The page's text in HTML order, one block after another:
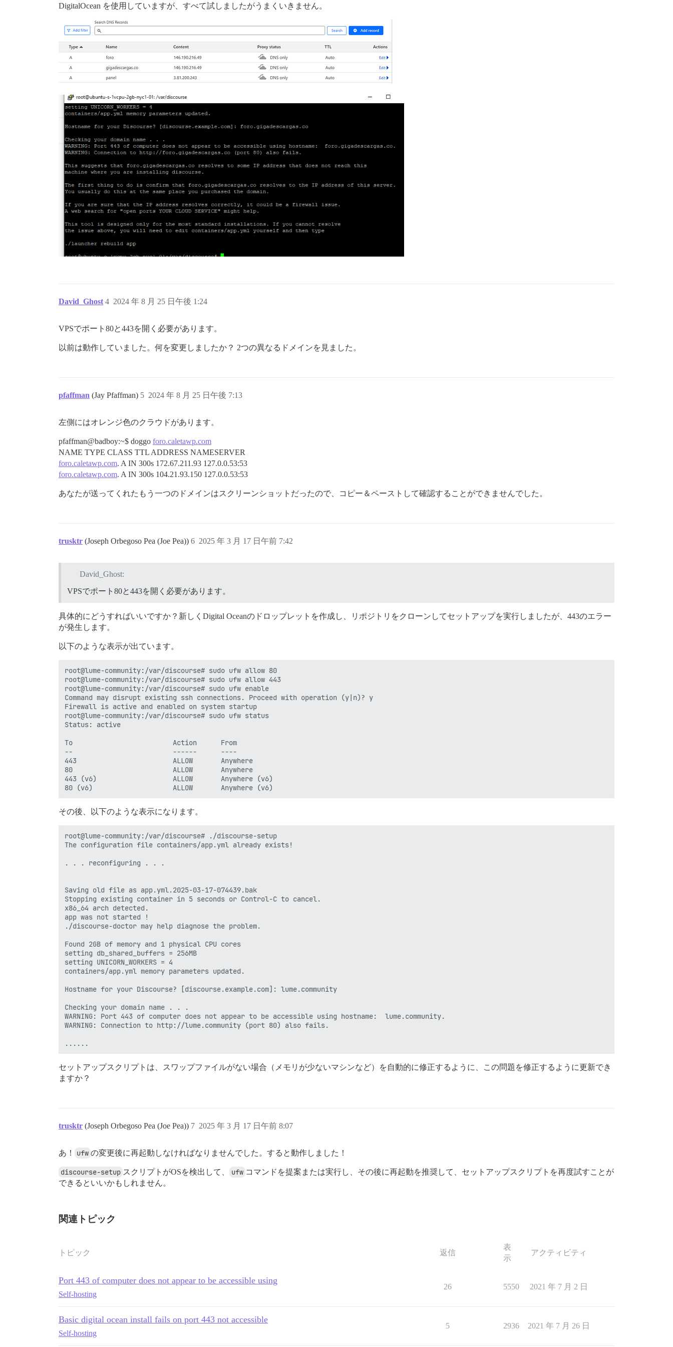
DigitalOcean を使用していますが、すべて試しましたがうまくいきません。
David_Ghost 2024 年 8 月 25 日午後 1:24
4
VPSでポート80と443を開く必要があります。
以前は動作していました。何を変更しましたか？ 2つの異なるドメインを見ました。
pfaffman (Jay Pfaffman) 2024 年 8 月 25 日午後 7:13
5
左側にはオレンジ色のクラウドがあります。
pfaffman@badboy:~$ doggo foro.caletawp.com
NAME TYPE CLASS TTL ADDRESS NAMESERVER
foro.caletawp.com. A IN 300s 172.67.211.93 127.0.0.53:53
foro.caletawp.com. A IN 300s 104.21.93.150 127.0.0.53:53
あなたが送ってくれたもう一つのドメインはスクリーンショットだったので、コピー＆ペーストして確認することができませんでした。
trusktr (Joseph Orbegoso Pea (Joe Pea)) 2025 年 3 月 17 日午前 7:42
6
David_Ghost:
VPSでポート80と443を開く必要があります。
具体的にどうすればいいですか？新しくDigital Oceanのドロップレットを作成し、リポジトリをクローンしてセットアップを実行しましたが、443のエラー
が発生します。
以下のような表示が出ています。
root@lume-community:/var/discourse# sudo ufw allow 80
root@lume-community:/var/discourse# sudo ufw allow 443
root@lume-community:/var/discourse# sudo ufw enable
Command may disrupt existing ssh connections. Proceed with operation (y|n)? y
Firewall is active and enabled on system startup
root@lume-community:/var/discourse# sudo ufw status
Status: active
To                         Action      From
--                         ------      ----
443                        ALLOW       Anywhere
80                         ALLOW       Anywhere
443 (v6)                   ALLOW       Anywhere (v6)
その後、以下のような表示になります。
root@lume-community:/var/discourse# ./discourse-setup
The configuration file containers/app.yml already exists!
. . . reconfiguring . . .
Saving old file as app.yml.2025-03-17-074439.bak
Stopping existing container in 5 seconds or Control-C to cancel.
x86_64 arch detected.
app was not started !
./discourse-doctor may help diagnose the problem.
Found 2GB of memory and 1 physical CPU cores
setting db_shared_buffers = 256MB
setting UNICORN_WORKERS = 4
containers/app.yml memory parameters updated.
Hostname for your Discourse? [discourse.example.com]: lume.community
Checking your domain name . . .
WARNING: Port 443 of computer does not appear to be accessible using hostname:  lume.community.
WARNING: Connection to http://lume.community (port 80) also fails.
セットアップスクリプトは、スワップファイルがない場合（メモリが少ないマシンなど）を自動的に修正するように、この問題を修正するように更新でき
ますか？
trusktr (Joseph Orbegoso Pea (Joe Pea)) 2025 年 3 月 17 日午前 8:07
7
あ！ ufw の変更後に再起動しなければなりませんでした。すると動作しました！
discourse-setup スクリプトがOSを検出して、 ufw コマンドを提案または実行し、その後に再起動を推奨して、セットアップスクリプトを再度試すことが
できるといいかもしれません。
関連トピック
トピック 返信
表
示
アクティビティ
Port 443 of computer does not appear to be accessible using
Self-hosting
26 5550 2021 年 7 月 2 日
Basic digital ocean install fails on port 443 not accessible
Self-hosting
5 2936 2021 年 7 月 26 日